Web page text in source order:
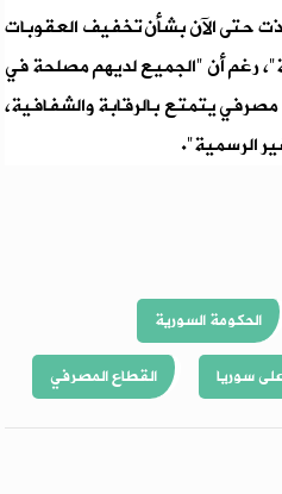
حتى الآن بشأن تخفيف العقوبات
رغم أن "الجميع لديهم مصلحة في
يتمتع بالرقابة والشفافية،
الرسمية".
الحكومة السورية
سوريا القطاع المصرفي